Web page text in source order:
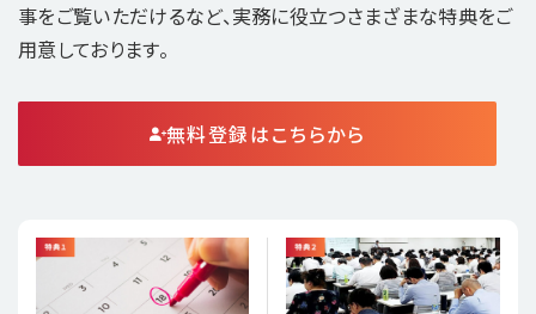
事をご覧いただけるなど、実務に役立つさまざまな特典をご
用意しております。
無料登録はこちらから